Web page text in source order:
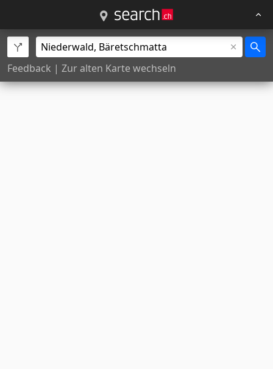
Feedback | Zur alten Karte wechseln